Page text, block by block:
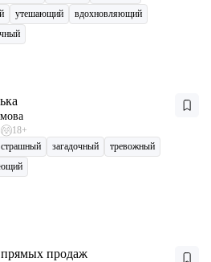
утешающий
вдохновляющий
18+
страшный загадочный
тревожный
продаж